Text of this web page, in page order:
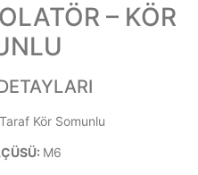
– KÖR
Kör Somunlu
M6